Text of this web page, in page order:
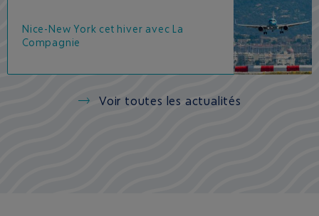
Nice-New York cet hiver avec La
Compagnie
Voir toutes les actualités